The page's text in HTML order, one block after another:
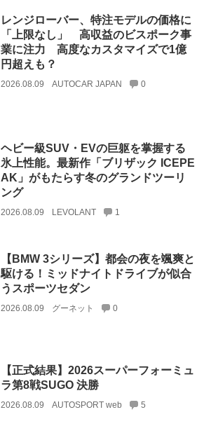
レンジローバー、特注モデルの価格に
「上限なし」 高収益のビスポーク事
業に注力 高度なカスタマイズで1億
円超えも？
2026.08.09 AUTOCAR JAPAN 0
ヘビー級SUV・EVの巨躯を掌握する
氷上性能。最新作「ブリザック ICEPE
AK」がもたらす冬のグランドツーリ
ング
2026.08.09 LEVOLANT 1
【BMW 3シリーズ】都会の夜を颯爽と
駆ける！ミッドナイトドライブが似合
うスポーツセダン
2026.08.09 グーネット 0
【正式結果】2026スーパーフォーミュ
ラ第8戦SUGO 決勝
2026.08.09 AUTOSPORT web 5